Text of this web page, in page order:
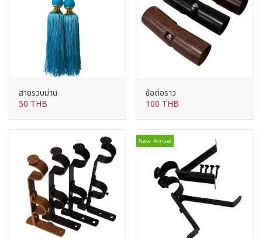
สายรวบม่าน
50 THB
ข้อต่อราว
100 THB
New Arrival